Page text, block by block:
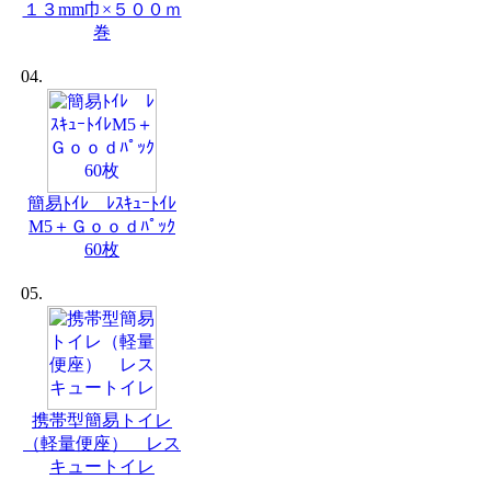
１３mm巾×５００ｍ
巻
04.
簡易ﾄｲﾚ ﾚｽｷｭｰﾄｲﾚ
M5＋Ｇｏｏｄﾊﾟｯｸ
60枚
05.
携帯型簡易トイレ
（軽量便座） レス
キュートイレ